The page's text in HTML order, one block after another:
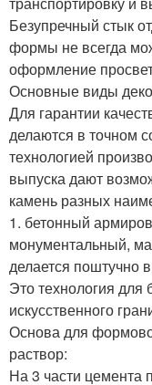
Безупречный стык
формы не всегда
оформление
Основные виды
Для гарантии
делаются в точном
технологией
выпуска дают
камень разных
1. бетонный
монументальный,
делается поштучно
Это технология
искусственного
Основа для
раствор:
На 3 части цемента